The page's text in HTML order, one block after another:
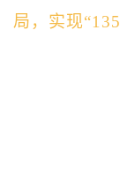
局，实现“135